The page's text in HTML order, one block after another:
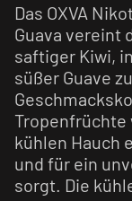
Das OXVA
Guava vereint
saftiger Kiwi,
süßer Guave
Tropenfrüchte
kühlen Hauch
und für ein
sorgt. Die